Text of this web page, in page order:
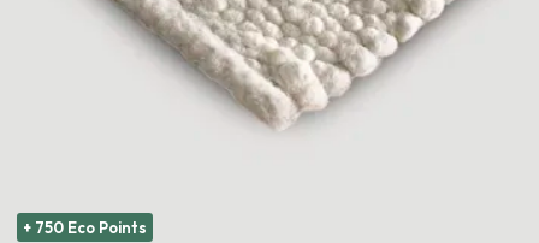
+ 750 Eco Points